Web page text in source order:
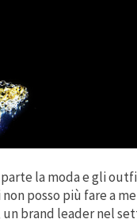
la moda e gli
posso più fare a
brand leader nel